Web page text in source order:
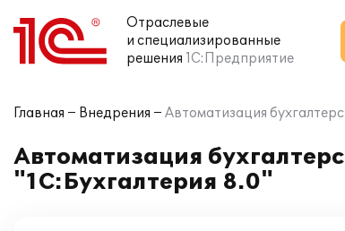
Отраслевые
и специализированные
решения 1С:Предприятие
Главная Внедрения Автоматизация
Автоматизация
"1С:Бухгалтерия 8.0"